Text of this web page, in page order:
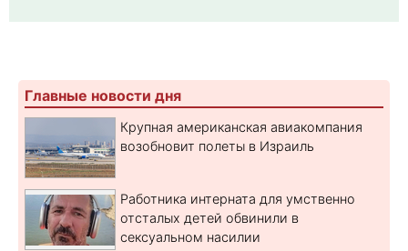
Главные новости дня
Крупная американская авиакомпания
возобновит полеты в Израиль
Работника интерната для умственно
отсталых детей обвинили в
сексуальном насилии